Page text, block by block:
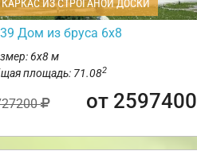
ИЗ СТРОГАНОЙ ДОСКИ
Дом из бруса 6х8
6х8 м
площадь: 71.082
от 2597400